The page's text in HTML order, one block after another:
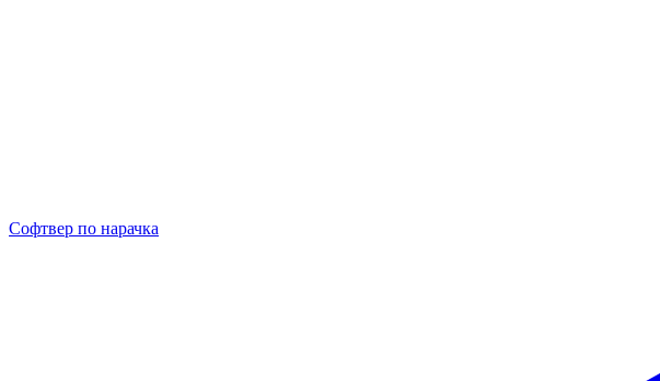
Софтвер по нарачка